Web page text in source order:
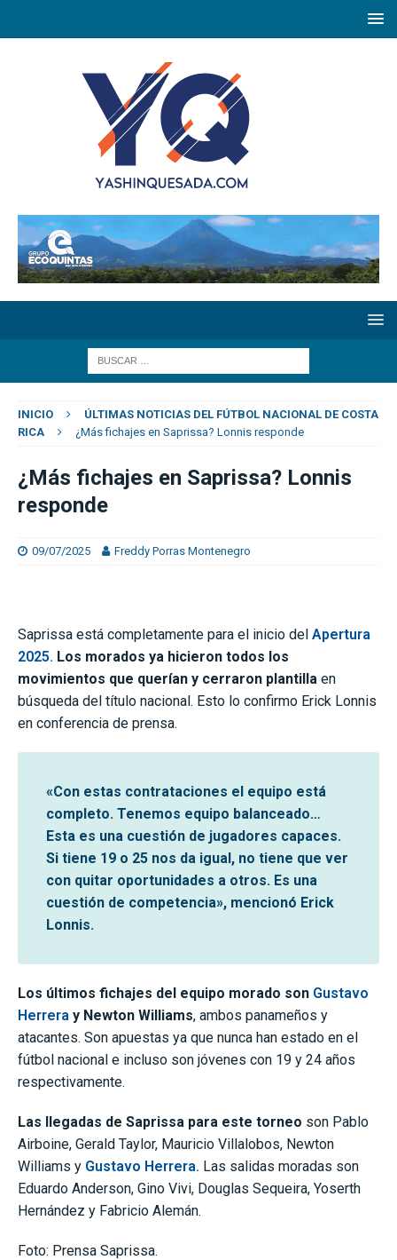
INICIO
ÚLTIMAS NOTICIAS DEL FÚTBOL NACIONAL DE COSTA
RICA
¿Más fichajes en Saprissa? Lonnis responde
¿Más fichajes en Saprissa? Lonnis
responde
09/07/2025 Freddy Porras Montenegro
Saprissa está completamente para el inicio del Apertura
2025. Los morados ya hicieron todos los
movimientos que querían y cerraron plantilla en
búsqueda del título nacional. Esto lo confirmo Erick Lonnis
en conferencia de prensa.
«Con estas contrataciones el equipo está
completo. Tenemos equipo balanceado…
Esta es una cuestión de jugadores capaces.
Si tiene 19 o 25 nos da igual, no tiene que ver
con quitar oportunidades a otros. Es una
cuestión de competencia», mencionó Erick
Lonnis.
Los últimos fichajes del equipo morado son Gustavo
Herrera y Newton Williams, ambos panameños y
atacantes. Son apuestas ya que nunca han estado en el
fútbol nacional e incluso son jóvenes con 19 y 24 años
respectivamente.
Las llegadas de Saprissa para este torneo son Pablo
Airboine, Gerald Taylor, Mauricio Villalobos, Newton
Williams y Gustavo Herrera. Las salidas moradas son
Eduardo Anderson, Gino Vivi, Douglas Sequeira, Yoserth
Hernández y Fabricio Alemán.
Foto: Prensa Saprissa.